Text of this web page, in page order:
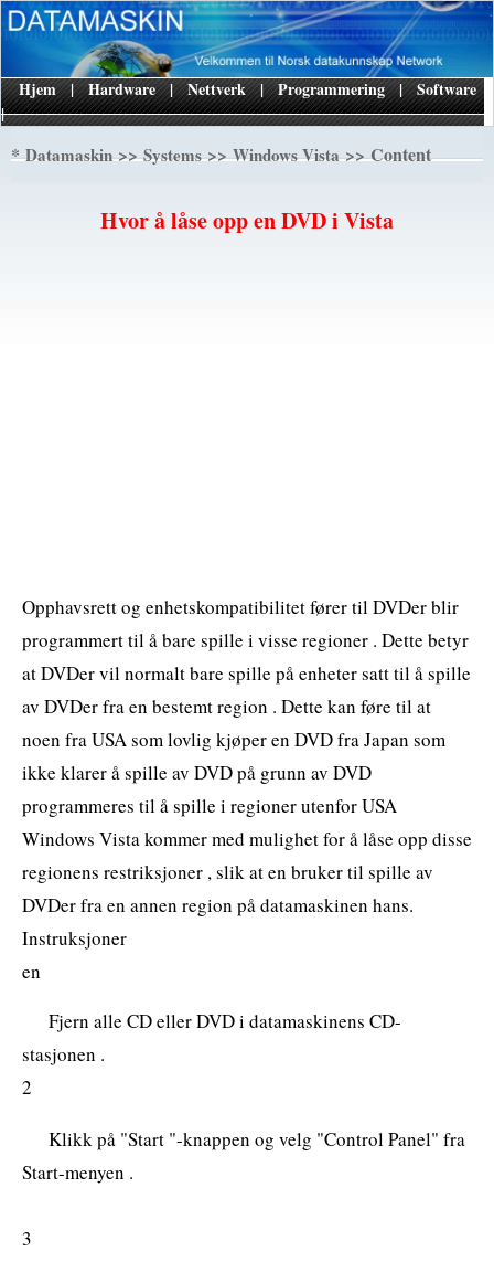
|
Hjem | Hardware | Nettverk | Programmering | Software
*Datamaskin>>Systems>>Windows Vista>> Content
Hvor å låse opp en DVD i Vista
Opphavsrett og enhetskompatibilitet fører til DVDer blir
programmert til å bare spille i visse regioner . Dette betyr
at DVDer vil normalt bare spille på enheter satt til å spille
av DVDer fra en bestemt region . Dette kan føre til at
noen fra USA som lovlig kjøper en DVD fra Japan som
ikke klarer å spille av DVD på grunn av DVD
programmeres til å spille i regioner utenfor USA
Windows Vista kommer med mulighet for å låse opp disse
regionens restriksjoner , slik at en bruker til spille av
DVDer fra en annen region på datamaskinen hans.
Instruksjoner
en
Fjern alle CD eller DVD i datamaskinens CD-
stasjonen .
2
Klikk på "Start "-knappen og velg "Control Panel" fra
Start-menyen .
3